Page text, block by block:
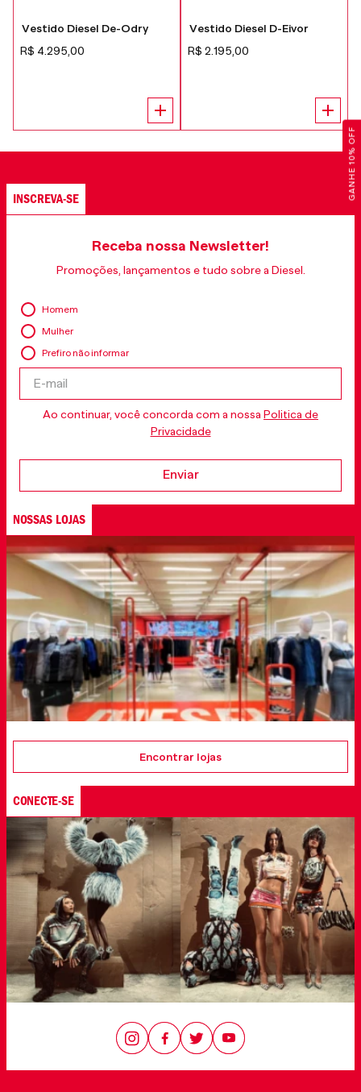
GANHE 10% OFF
Vestido Diesel De-Odry
R$ 4 295 00
Vestido Diesel D-Eivor
R$ 2 195 00
INSCREVA-SE
Receba nossa Newsletter!
Promoções, lançamentos e tudo sobre a Diesel.
Homem
Mulher
Prefiro não informar
Ao continuar, você concorda com a nossa Politica de
Privacidade
Enviar
NOSSAS LOJAS
Encontrar lojas
CONECTE-SE